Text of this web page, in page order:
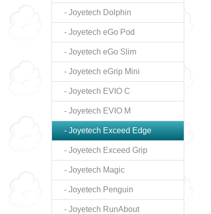
- Joyetech Dolphin
- Joyetech eGo Pod
- Joyetech eGo Slim
- Joyetech eGrip Mini
- Joyetech EVIO C
- Joyetech EVIO M
- Joyetech Exceed Edge
- Joyetech Exceed Grip
- Joyetech Magic
- Joyetech Penguin
- Joyetech RunAbout